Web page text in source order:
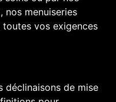
nos menuiseries
vos exigences
déclinaisons de mise